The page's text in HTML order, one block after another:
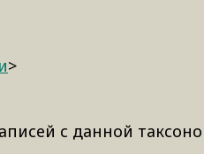
>
с данной